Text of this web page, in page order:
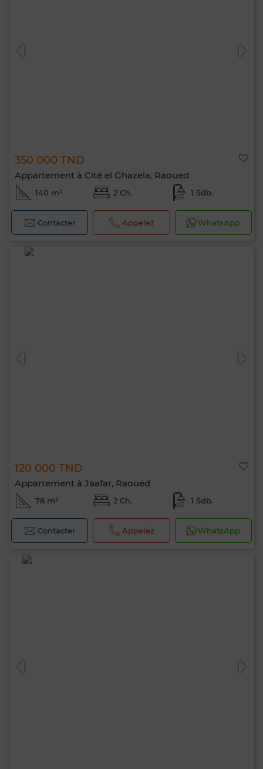
350 000 TND
Appartement à Cité el Ghazela, Raoued
140 m² 2 Ch. 1 Sdb.
Contacter Appelez WhatsApp
120 000 TND
Appartement à Jaafar, Raoued
78 m² 2 Ch. 1 Sdb.
Contacter Appelez WhatsApp